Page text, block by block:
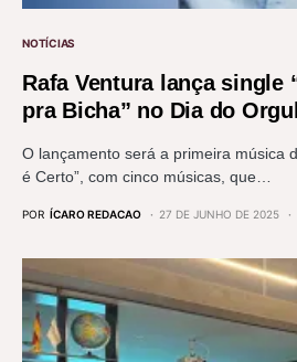
NOTÍCIAS
Rafa Ventura lança single
pra Bicha” no Dia do
O lançamento será a primeira música
é Certo”, com cinco músicas, que…
POR ÍCARO REDACAO 27 DE JUNHO DE 2025